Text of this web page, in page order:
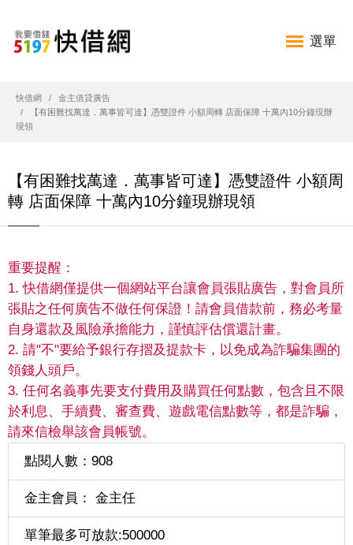
選單
快借網
金主借貸廣告
【有困難找萬達．萬事皆可達】憑雙證件 小額周轉 店面保障 十萬內10分鐘現辦
現領
【有困難找萬達．萬事皆可達】憑雙證件 小額周
轉 店面保障 十萬內10分鐘現辦現領
重要提醒：
1. 快借網僅提供一個網站平台讓會員張貼廣告，對會員所
張貼之任何廣告不做任何保證！請會員借款前，務必考量
自身還款及風險承擔能力，謹慎評估償還計畫。
2. 請"不"要給予銀行存摺及提款卡，以免成為詐騙集團的
領錢人頭戶。
3. 任何名義事先要支付費用及購買任何點數，包含且不限
於利息、手續費、審查費、遊戲電信點數等，都是詐騙，
請來信檢舉該會員帳號。
點閱人數：908
金主會員： 金主任
單筆最多可放款:500000